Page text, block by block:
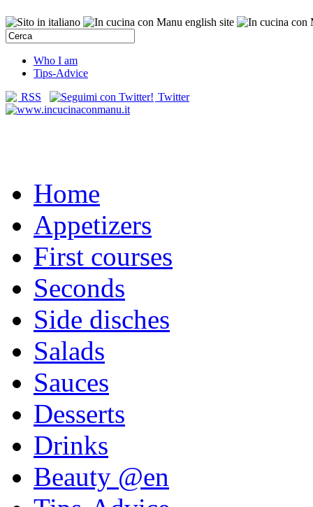
Who I am
Tips-Advice
RSS
Twitter
Home
Appetizers
First courses
Seconds
Side disches
Salads
Sauces
Desserts
Drinks
Beauty @en